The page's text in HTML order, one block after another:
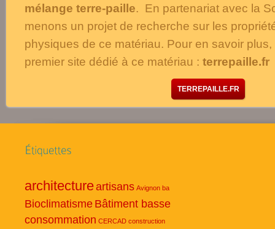
mélange terre-paille. En partenariat avec la
menons un projet de recherche sur les
physiques de ce matériau. Pour en savoir
premier site dédié à ce matériau : terrepaille.fr
TERREPAILLE.FR
architectureartisans Avignon ba
Bioclimatisme Bâtiment basse
consommation CERCAD construction